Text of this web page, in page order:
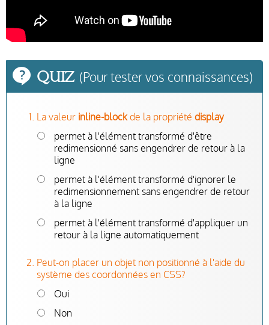
Quiz (Pour tester vos connaissances)
La valeur inline-blockde la propriété display
permet à l'élément transformé d'être
redimensionné sans engendrer de retour à la
ligne
permet à l'élément transformé d'ignorer le
redimensionnement sans engendrer de retour
à la ligne
permet à l'élément transformé d'appliquer un
retour à la ligne automatiquement
Peut-on placer un objet non positionné à l'aide du
système des coordonnées en CSS?
Oui
Non